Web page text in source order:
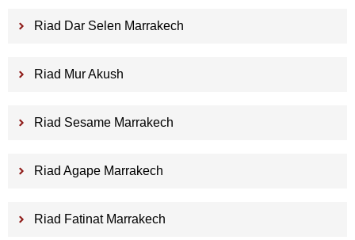
Riad Dar Selen Marrakech
Riad Mur Akush
Riad Sesame Marrakech
Riad Agape Marrakech
Riad Fatinat Marrakech